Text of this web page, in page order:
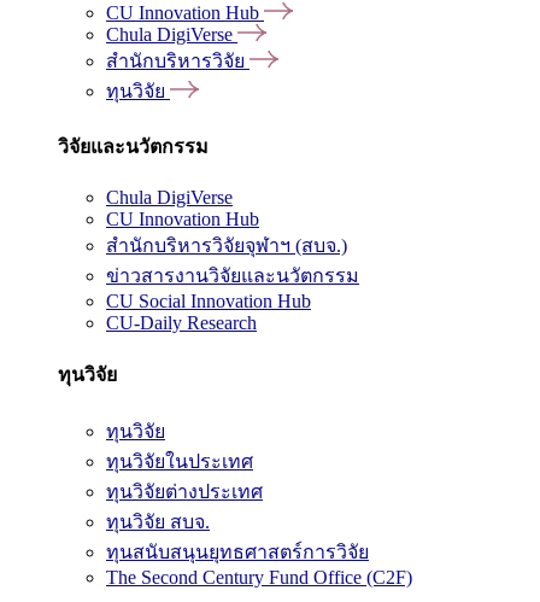
CU Innovation Hub
Chula DigiVerse
สำนักบริหารวิจัย
ทุนวิจัย
วิจัยและนวัตกรรม
Chula DigiVerse
CU Innovation Hub
สำนักบริหารวิจัยจุฬาฯ (สบจ.)
ข่าวสารงานวิจัยและนวัตกรรม
CU Social Innovation Hub
CU-Daily Research
ทุนวิจัย
ทุนวิจัย
ทุนวิจัยในประเทศ
ทุนวิจัยต่างประเทศ
ทุนวิจัย สบจ.
ทุนสนับสนุนยุทธศาสตร์การวิจัย
The Second Century Fund Office (C2F)